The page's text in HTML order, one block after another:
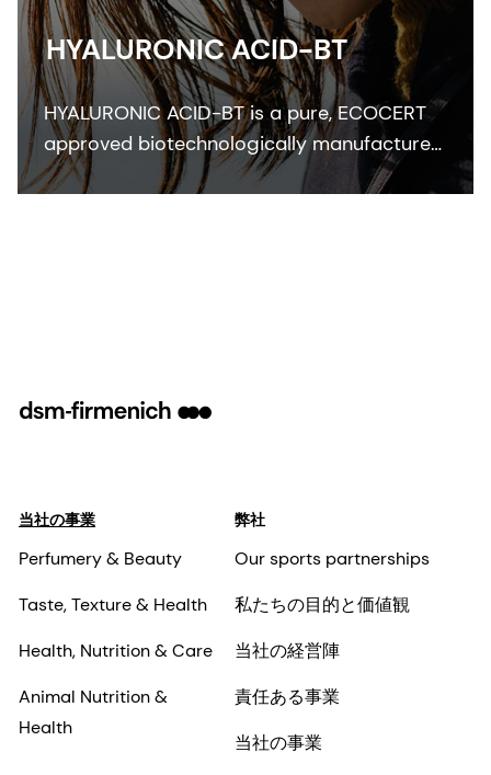
HYALURONIC ACID-BT
HYALURONIC ACID-BT is a pure, ECOCERT
approved biotechnologically manufactured
skin bioactive that perfectly moisturizes
当社の事業
Perfumery & Beauty
Taste, Texture & Health
Health, Nutrition & Care
Animal Nutrition &
Health
弊社
Our sports partnerships
私たちの目的と価値観
当社の経営陣
責任ある事業
当社の事業